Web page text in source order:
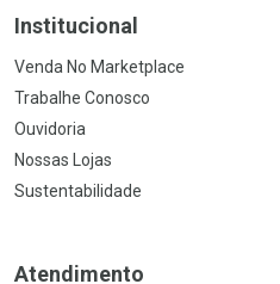
Institucional
Venda No Marketplace
Trabalhe Conosco
Ouvidoria
Nossas Lojas
Sustentabilidade
Atendimento